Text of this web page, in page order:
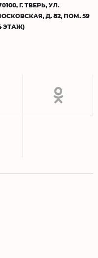
Г. ТВЕРЬ, УЛ.
Д. 82, ПОМ. 59
ЭТАЖ)